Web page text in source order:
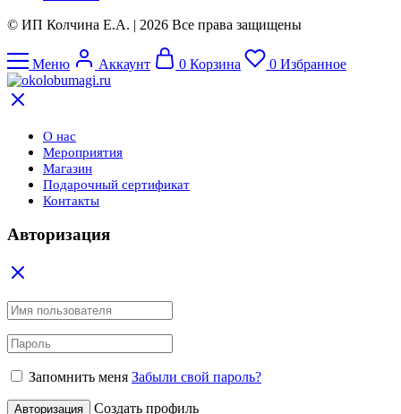
© ИП Колчина Е.А. | 2026 Все права защищены
Меню Аккаунт 0 Корзина 0 Избранное
О нас
Мероприятия
Магазин
Подарочный сертификат
Контакты
Авторизация
Запомнить меня Забыли свой пароль?
Авторизация Создать профиль